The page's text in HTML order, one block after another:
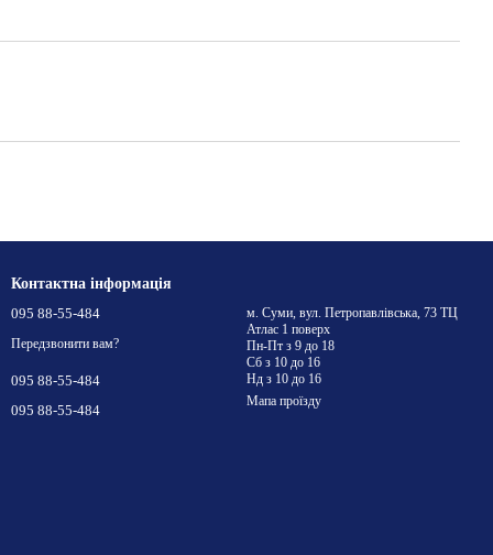
Контактна інформація
095 88-55-484
Передзвонити вам?
095 88-55-484
095 88-55-484
м. Суми, вул. Петропавлівська, 73 ТЦ
Атлас 1 поверх
Пн-Пт з 9 до 18
Сб з 10 до 16
Нд з 10 до 16
Мапа проїзду